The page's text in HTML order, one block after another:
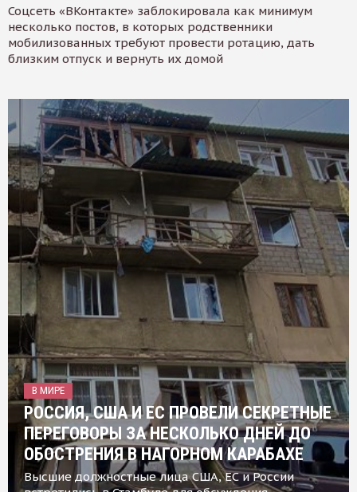
Соцсеть «ВКонтакте» заблокировала как минимум
несколько постов, в которых родственники
мобилизованных требуют провести ротацию, дать
близким отпуск и вернуть их домой
В МИРЕ
РОССИЯ, США И ЕС ПРОВЕЛИ СЕКРЕТНЫЕ
ПЕРЕГОВОРЫ ЗА НЕСКОЛЬКО ДНЕЙ ДО
ОБОСТРЕНИЯ В НАГОРНОМ КАРАБАХЕ
Высшие должностные лица США, ЕС и России